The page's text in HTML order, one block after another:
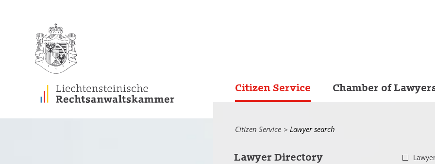
Citizen Service Chamber of
Citizen Service Current:
Lawyer search
Lawyer Directory